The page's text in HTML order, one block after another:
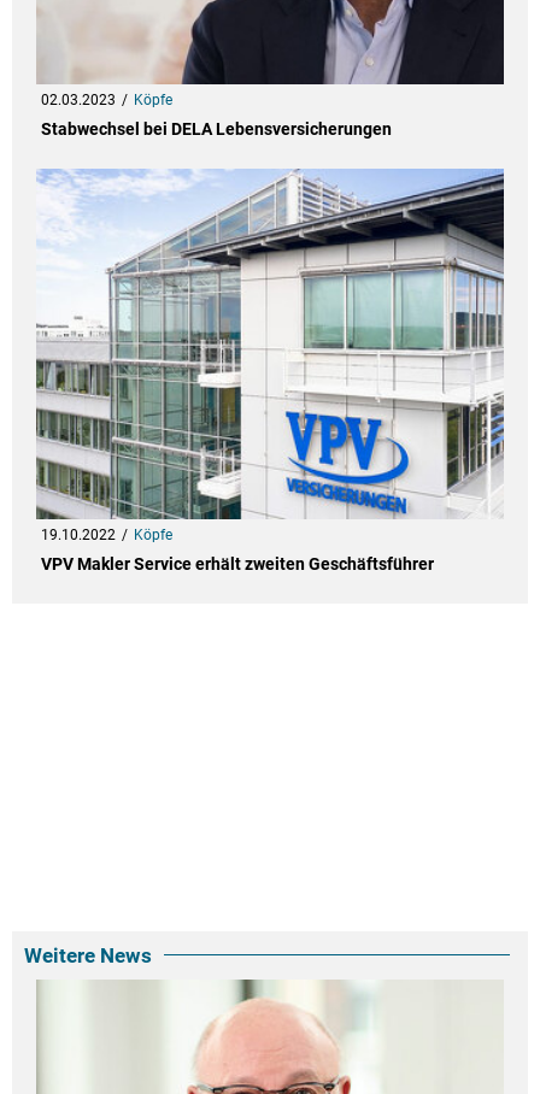
02.03.2023 Köpfe
Stabwechsel bei DELA Lebensversicherungen
19.10.2022 Köpfe
VPV Makler Service erhält zweiten Geschäftsführer
Weitere News